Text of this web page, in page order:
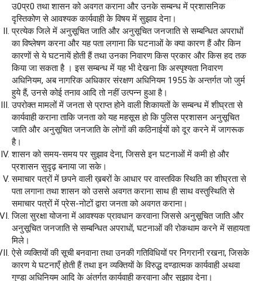
उ0प्र0 तथा शासन को अवगत कराना और उनके सम्बन्ध में प्रशासनिक
दृस्तिकोण से आवश्यक कार्यवाही के विषय में सुझाव देना।
प्रत्येक जिले में अनुसूचित जाति और अनुसूचित जनजाति से सम्बन्धित अपराधों
का विष्लेषण करना और यह पता लगाना कि घटनाओं के क्या कारण हैं और किन
कारणों से ये घटनायें होती हैं तथा उनका निवारण किस प्रकार और किस हद तक
किया जा सकता है । इस सम्बन्ध में यह भी देखना कि अस्पृश्यता निवारण
अधिनियम, अब नागरिक अधिकार संरक्षण अधिनियम 1955 के अन्तर्गत जो जुर्म
हुये हैं, उनसे कोई तनाव आदि तो नहीं उत्पन्न हुआ है।
उपरोक्त मामलों में जनता से प्राप्त होने वाली शिकायतों के सम्बन्ध में शीघ्रता से
कार्यवाही कराना ताकि जनता को यह महसूस हो कि पुलिस प्रशासन अनुसूचित
जाति और अनुसूचित जनजाति के लोगों की कठिनाईयों को दूर करने में जागरूक
है।
शासन को समय-समय पर सुझाव देना, जिससे इन घटनाओं में कमी हो और
प्रशासन सुदृढ़ बनाया जा सके।
समाचार पत्रों में छपने वाली ख़बरों के आधार पर वास्तविक स्थिति का शीघ्रता से
पता लगाना तथा शासन को उससे अवगत कराना साथ ही साथ वस्तुस्थिति से
समाचार पत्रों में प्रेस-नोटों द्वारा जनता को अवगत कराना।
जिला सुरक्षा योजना में आवश्यक प्रावधान करवाना जिससे अनुसूचित जाति और
अनुसूचित जनजाति से सम्बन्धित अपराधों, घटनाओं की रोकथाम करने में सहायता
मिले।
ऐसे व्यक्तियों की सूची बनवाना तथा उनकी गतिविधियों पर निगरानी रखना, जिसके
कारण ये घटनाएँ होती हैं तथा इन व्यक्तियों के विरुद्ध दण्डात्मक कार्यवाही अथवा
गुण्डा अधिनियम आदि के अंतर्गत कार्यवाही करवाना और सुझाव देना।